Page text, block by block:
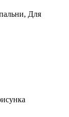
Для